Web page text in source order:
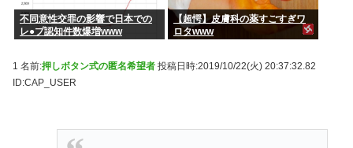
不同意性交罪の影響で日本での
レ●プ認知件数爆増www
【超愕】皮膚科の薬すごすぎワ
ロタwww
1 名前:押しボタン式の匿名希望者 投稿日時:2019/10/22(火) 20:37:32.82
ID:CAP_USER